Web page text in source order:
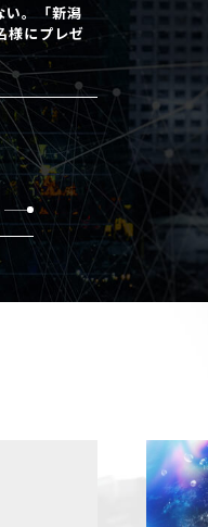
い。「新潟
様にプレゼ